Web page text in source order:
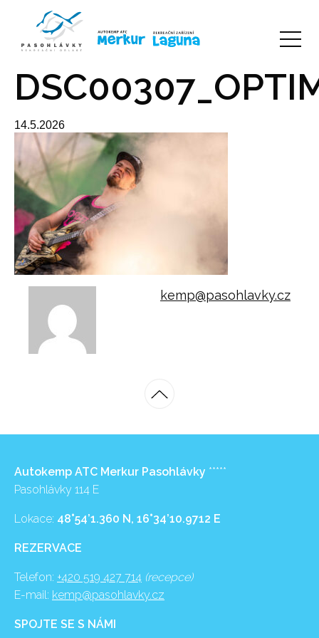
14.5.2026
kemp@pasohlavky.cz
Autokemp ATC Merkur Pasohlávky *****
Pasohlávky 114 E
Lokace: 48°54’1.360 N, 16°34’10.9712 E
REZERVACE
Telefon: +420 519 427 714 (recepce)
E-mail: kemp@pasohlavky.cz
SPOJTE SE S NÁMI